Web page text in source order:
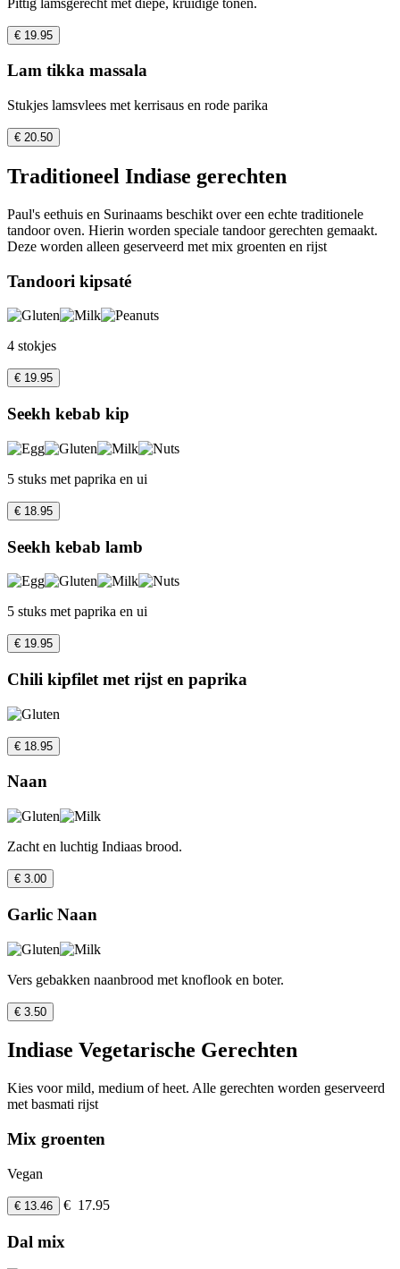
€ 19.95
Lam tikka massala
Stukjes lamsvlees met kerrisaus en rode parika
€ 20.50
Traditioneel Indiase gerechten
Paul's eethuis en Surinaams beschikt over een echte traditionele
tandoor oven. Hierin worden speciale tandoor gerechten gemaakt.
Deze worden alleen geserveerd met mix groenten en rijst
Tandoori kipsaté
4 stokjes
€ 19.95
Seekh kebab kip
5 stuks met paprika en ui
€ 18.95
Seekh kebab lamb
5 stuks met paprika en ui
€ 19.95
Chili kipfilet met rijst en paprika
€ 18.95
Naan
Zacht en luchtig Indiaas brood.
€ 3.00
Garlic Naan
Vers gebakken naanbrood met knoflook en boter.
€ 3.50
Indiase Vegetarische Gerechten
Kies voor mild, medium of heet. Alle gerechten worden geserveerd
met basmati rijst
Mix groenten
Vegan
€ 13.46 € 17.95
Dal mix